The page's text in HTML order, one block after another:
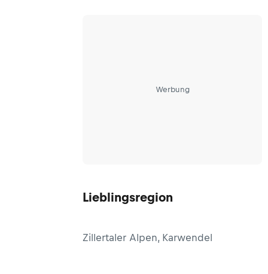
Werbung
Lieblingsregion
Zillertaler Alpen, Karwendel